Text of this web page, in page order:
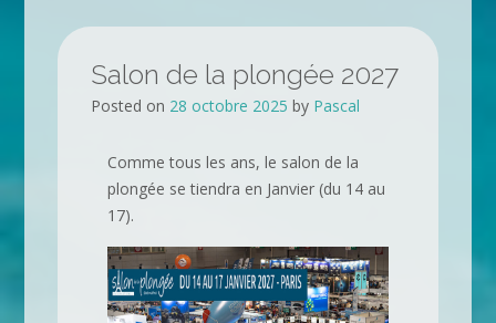
Salon de la plongée 2027
Posted on 28 octobre 2025 by Pascal
Comme tous les ans, le salon de la
plongée se tiendra en Janvier (du 14 au
17).